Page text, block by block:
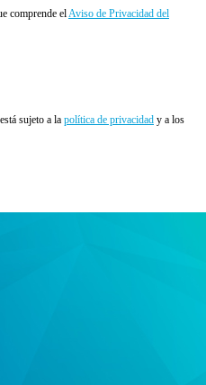
comprende elAviso de Privacidad del
sujeto a la política de privacidad y a los